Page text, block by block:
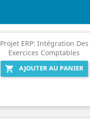
Projet ERP: Intégration Des
Exercices Comptables

AJOUTER AU PANIER